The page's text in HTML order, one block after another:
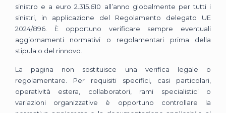
sinistro e a euro 2.315.610 all’anno globalmente per tutti i
sinistri, in applicazione del Regolamento delegato UE
2024/896. È opportuno verificare sempre eventuali
aggiornamenti normativi o regolamentari prima della
stipula o del rinnovo.
La pagina non sostituisce una verifica legale o
regolamentare. Per requisiti specifici, casi particolari,
operatività estera, collaboratori, rami specialistici o
variazioni organizzative è opportuno controllare la